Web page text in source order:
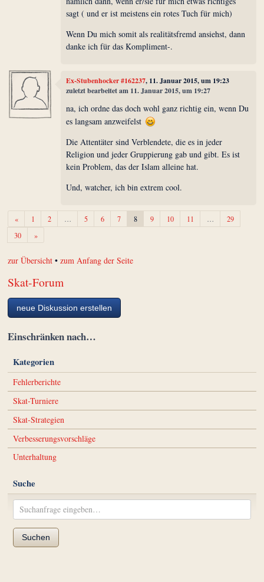
sagt ( und er ist meistens ein rotes Tuch für mich)
Wenn Du mich somit als realitätsfremd ansiehst, dann
danke ich für das Kompliment-.
Ex-Stubenhocker #162237, 11. Januar 2015, um 19:23
zuletzt bearbeitet am 11. Januar 2015, um 19:27
na, ich ordne das doch wohl ganz richtig ein, wenn Du
es langsam anzweifelst
Die Attentäter sind Verblendete, die es in jeder
Religion und jeder Gruppierung gab und gibt. Es ist
kein Problem, das der Islam alleine hat.
Und, watcher, ich bin extrem cool.
«Zurück1 2 … 5 6 7 8 9 10 11 …
29
30
»Weiter
zur Übersicht •zum Anfang der Seite
Skat-Forum
neue Diskussion erstellen
Einschränken nach…
Kategorien
Fehlerberichte
Skat-Turniere
Skat-Strategien
Verbesserungsvorschläge
Unterhaltung
Suche
Suchen